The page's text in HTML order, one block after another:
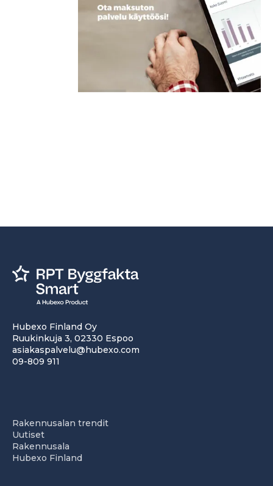
Hubexo Finland Oy
Ruukinkuja 3, 02330 Espoo
asiakaspalvelu@hubexo.com
09-809 911
Rakennusalan trendit
Uutiset
Rakennusala
Hubexo Finland